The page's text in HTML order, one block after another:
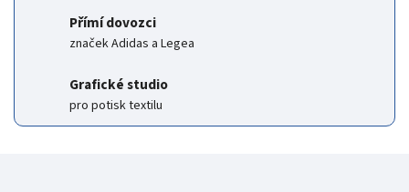
Přímí dovozci
značek Adidas a Legea
Grafické studio
pro potisk textilu